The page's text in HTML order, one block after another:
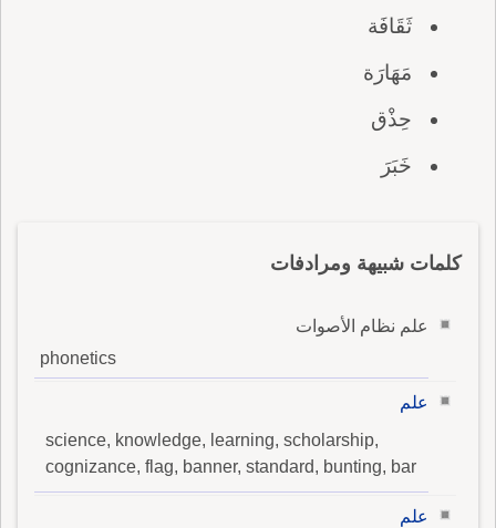
ثَقَافَة
مَهَارَة
حِذْق
خَبَرَ
كلمات شبيهة ومرادفات
علم نظام الأصوات
phonetics
علم
science, knowledge, learning, scholarship,
cognizance, flag, banner, standard, bunting, bar
علم